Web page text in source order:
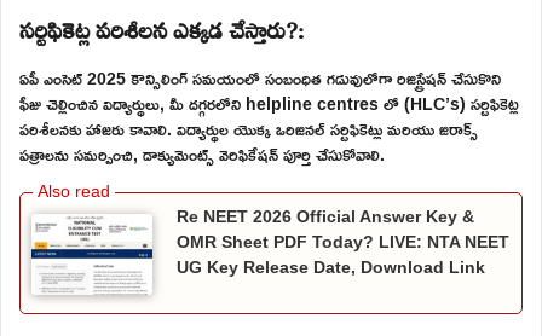
సర్టిఫికెట్ల పరిశీలన ఎక్కడ చేస్తారు?:
ఏపీ ఎంసెట్ 2025 కౌన్సిలింగ్ సమయంలో సంబంధిత గడువులోగా రిజిస్ట్రేషన్ చేసుకొని
ఫీజు చెల్లించిన విద్యార్థులు, మీ దగ్గరలోని helpline centres లో (HLC’s) సర్టిఫికెట్ల
పరిశీలనకు హాజరు కావాలి. విద్యార్థుల యొక్క ఒరిజినల్ సర్టిఫికెట్లు మరియు జిరాక్స్
పత్రాలను సమర్పించి, డాక్యుమెంట్స్ వెరిఫికేషన్ పూర్తి చేసుకోవాలి.
Re NEET 2026 Official Answer Key &
OMR Sheet PDF Today? LIVE: NTA NEET
UG Key Release Date, Download Link